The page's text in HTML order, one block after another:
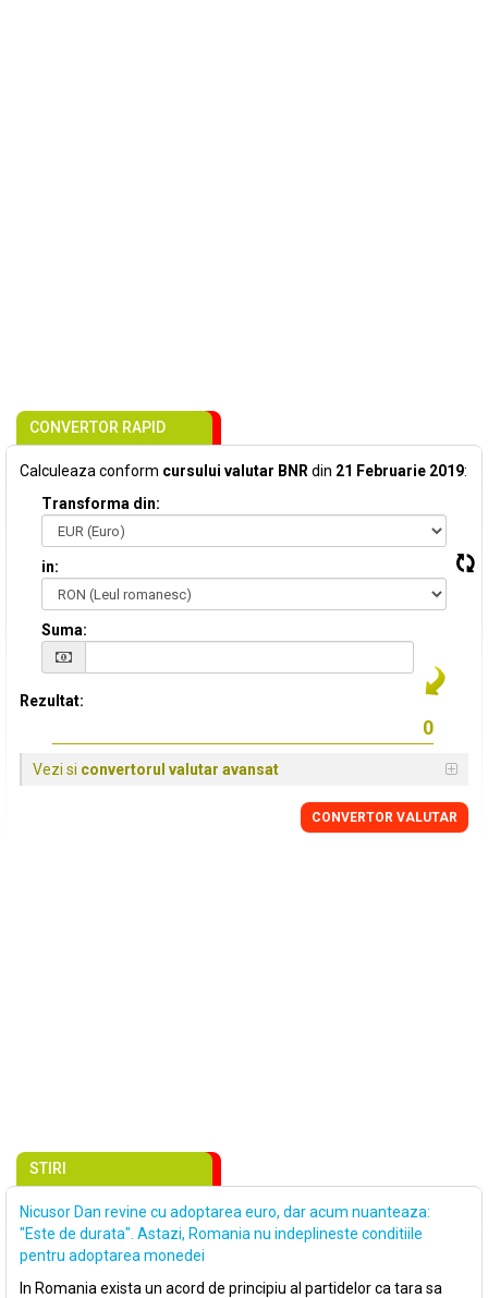
CONVERTOR RAPID
Calculeaza conform cursului valutar BNR din 21 Februarie 2019:
Transforma din:
in:
Suma:
Rezultat:
Vezi si convertorul valutar avansat
CONVERTOR VALUTAR
STIRI
Nicusor Dan revine cu adoptarea euro, dar acum nuanteaza:
"Este de durata". Astazi, Romania nu indeplineste conditiile
pentru adoptarea monedei
In Romania exista un acord de principiu al partidelor ca tara sa